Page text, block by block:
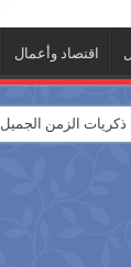
اقتصاد وأعمال
الزمن الجميل